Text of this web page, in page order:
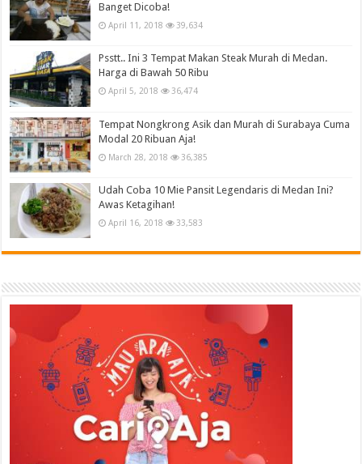
Banget Dicoba!
April 11, 2018 39,634
Psstt.. Ini 3 Tempat Makan Steak Murah di Medan.
Harga di Bawah 50 Ribu
April 5, 2018 36,474
Tempat Nongkrong Asik dan Murah di Surabaya Cuma
Modal 20 Ribuan Aja!
March 28, 2018 36,385
Udah Coba 10 Mie Pansit Legendaris di Medan Ini?
Awas Ketagihan!
April 16, 2018 33,583